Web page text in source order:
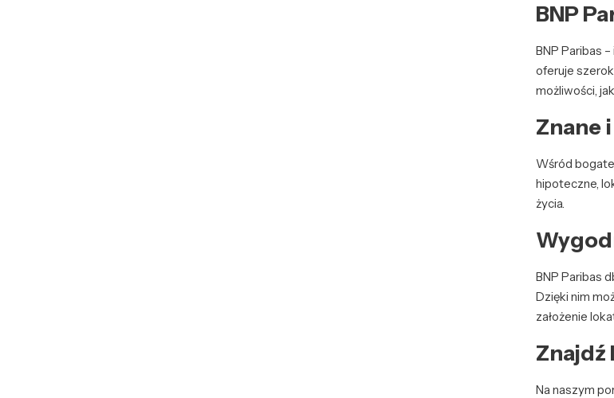
BNP
BNP Paribas
oferuje
możliwości,
Znane
Wśród
hipoteczne,
życia.
BNP Paribas
Dzięki nim
założenie
Znajdź
Na naszym